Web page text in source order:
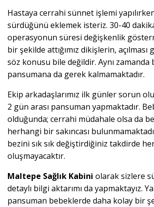
Hastaya cerrahi sünnet işlemi
sürdüğünü eklemek isteriz. 30-40
operasyonun süresi değişkenlik
bir şekilde attığımız dikişlerin,
söz konusu bile değildir. Aynı zamanda
pansumana da gerek kalmamaktadır.
Ekip arkadaşlarımız ilk günler sorun
2 gün arası pansuman yapmaktadır.
olduğunda; cerrahi müdahale olsa da
herhangi bir sakıncası
bezini sık sık değiştirdiğiniz takdirde
oluşmayacaktır.
Maltepe Sağlık Kabini olarak sizlere
detaylı bilgi aktarımı da yapmaktayız.
pansuman bebeklerde daha kolay bir